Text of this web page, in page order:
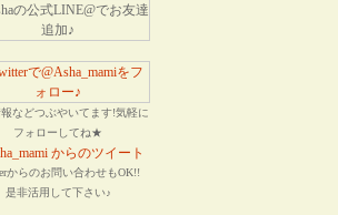
などつぶやいてます!気軽に
フォローしてね★
からのツイート
からのお問い合わせもOK!!
是非活用して下さい♪